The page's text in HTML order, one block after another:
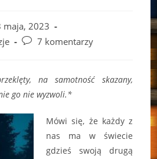
maja, 2023
Post7 komentarzy
na samotność skazany,
go nie wyzwoli.*
Mówi się, że każdy z
nas ma w świecie
gdzieś swoją drugą